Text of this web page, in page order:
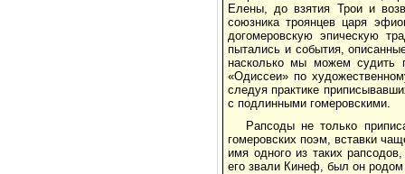
Елены, до взятия Трои и
союзника троянцев царя
догомеровскую эпическую
пытались и события,
насколько мы можем судить
«Одиссеи» по
следуя практике
с подлинными гомеровскими.
Рапсоды не только
гомеровских поэм, вставки
имя одного из таких
его звали Кинеф, был он